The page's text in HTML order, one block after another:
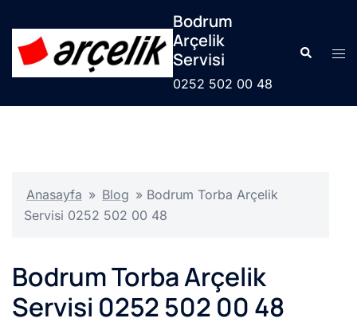
atla
Bodrum
Arçelik
Servisi
0252 502 00 48
Search
Anasayfa » Blog » Bodrum Torba Arçelik
Servisi 0252 502 00 48
Bodrum Torba Arçelik
Servisi 0252 502 00 48